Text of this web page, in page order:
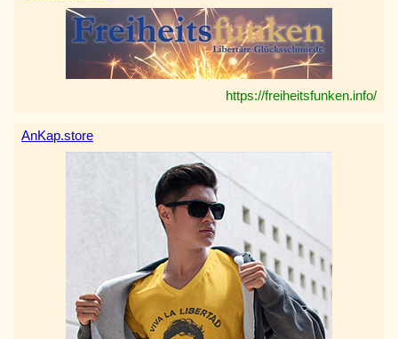
https://freiheitsfunken.info/
AnKap.store